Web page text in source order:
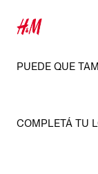
PUEDE QUE
COMPLETÁ TU